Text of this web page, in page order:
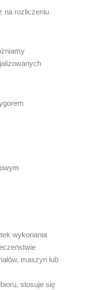
na rozliczeniu
wykonania
maszyn lub
stosuje się